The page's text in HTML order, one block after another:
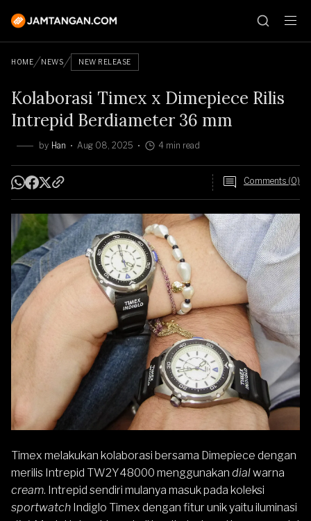
HOME NEWS NEW RELEASE
Kolaborasi Timex x Dimepiece Rilis
Intrepid Berdiameter 36 mm
by Han Aug 08, 2025 4 min read
Comments (0)
Timex melakukan kolaborasi bersama Dimepiece dengan
merilis Intrepid TW2Y48000 menggunakan dialwarna
cream. Intrepid sendiri mulanya masuk pada koleksi
sportwatch Indiglo Timex dengan fitur unik yaitu iluminasi